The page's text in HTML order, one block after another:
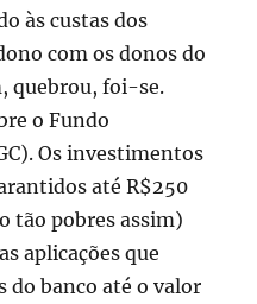
às custas dos
com os donos do
quebrou, foi-se.
o Fundo
Os investimentos
até R$250
tão pobres assim)
aplicações que
do banco até o valor